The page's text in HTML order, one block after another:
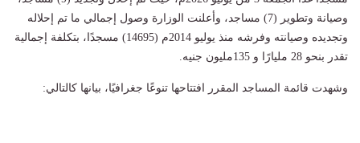
وصيانة وتطوير (7) مساجد، وأعلنت الوزارة وصول إجمالي ما تم إحلاله
وتجديده وصيانته وفرشه منذ يوليو 2014م (14695) مسجدًا، بتكلفة إجمالية
تقدر بنحو 28 مليارًا و 135مليون جنيه.
وشهدت قائمة المساجد المقرر افتتاحها تنوعًا جغرافيًا، بيانها كالتالي: